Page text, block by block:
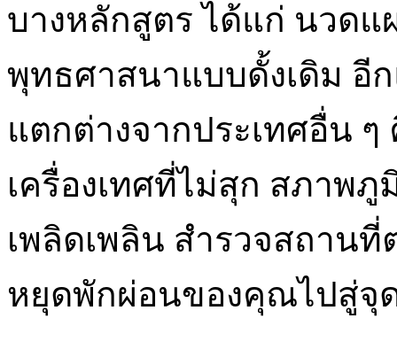
บางหลักสูตร ได้แก่ นวดแ
พุทธศาสนาแบบดั้งเดิม อี
แตกต่างจากประเทศอื่น
เครื่องเทศที่ไม่สุก สภาพ
เพลิดเพลิน สำรวจสถานที่
หยุดพักผ่อนของคุณไปสู่จุ